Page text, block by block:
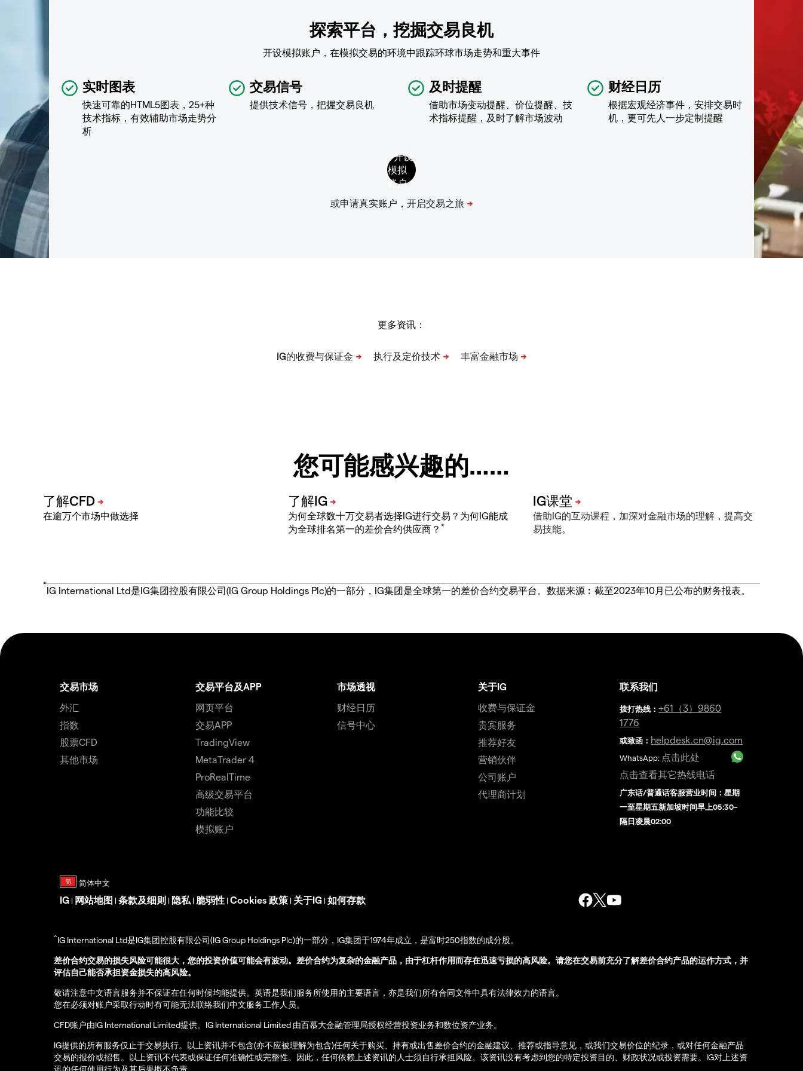
探索平台，挖掘交易良机
开设模拟账户，在模拟交易的环境中跟踪环球市场走势和重大事件
实时图表
快速可靠的HTML5图表，25+种
技术指标，有效辅助市场走势分
析
交易信号
提供技术信号，把握交易良机
及时提醒
借助市场变动提醒、价位提醒、技
术指标提醒，及时了解市场波动
财经日历
根据宏观经济事件，安排交易时
机，更可先人一步定制提醒
更多资讯：
您可能感兴趣的……
在逾万个市场中做选择
为何全球数十万交易者选择IG进行交易？为何IG能成
为全球排名第一的差价合约供应商？ *
借助IG的互动课程，加深对金融市场的理解，提高交
易技能。
*
IG International Ltd是IG集团控股有限公司(IG Group Holdings Plc)的一部分，IG集团是全球第一的差价合约交易平台。数据来源︰截至2023年10月已公布的财务报表。
交易市场
外汇
指数
股票CFD
其他市场
交易平台及APP
网页平台
交易APP
TradingView
MetaTrader 4
ProRealTime
高级交易平台
功能比较
模拟账户
市场透视
财经日历
信号中心
关于IG
收费与保证金
贵宾服务
推荐好友
营销伙伴
公司账户
代理商计划
联系我们
拨打热线 ：+61（3）9860
1776
或致函： helpdesk.cn@ig.com
WhatsApp: 点击此处
点击查看其它热线电话
广东话/普通话客服营业时间：星期
一至星期五新加坡时间早上05:30–
隔日凌晨02:00
IG | 网站地图 | 条款及细则 | 隐私 | 脆弱性 | Cookies 政策 | 关于IG | 如何存款
^IG International Ltd是IG集团控股有限公司(IG Group Holdings Plc)的一部分，IG集团于1974年成立，是富时250指数的成分股。
差价合约交易的损失风险可能很大，您的投资价值可能会有波动。差价合约为复杂的金融产品，由于杠杆作用而存在迅速亏损的高风险。请您在交易前充分了解差价合约产品的运作方式，并
评估自己能否承担资金损失的高风险。
敬请注意中文语言服务并不保证在任何时候均能提供。英语是我们服务所使用的主要语言，亦是我们所有合同文件中具有法律效力的语言。
您在必须对账户采取行动时有可能无法联络我们中文服务工作人员。
CFD账户由IG International Limited提供。IG International Limited 由百慕大金融管理局授权经营投资业务和数位资产业务。
IG提供的所有服务仅止于交易执行。以上资讯并不包含(亦不应被理解为包含)任何关于购买、持有或出售差价合约的金融建议、推荐或指导意见，或我们交易价位的纪录，或对任何金融产品
交易的报价或招售。以上资讯不代表或保证任何准确性或完整性。因此，任何依赖上述资讯的人士须自行承担风险。该资讯没有考虑到您的特定投资目的、财政状况或投资需要。IG对上述资